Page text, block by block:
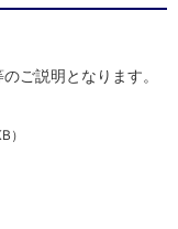
ご説明となります。
）